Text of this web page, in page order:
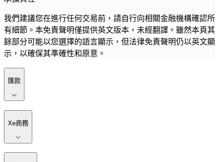
我們建議您在進行任何交易前，請自行向相關金融機構確認所
有細節。本免責聲明僅提供英文版本，未經翻譯。雖然本頁其
餘部分可能以您選擇的語言顯示，但法律免責聲明仍以英文顯
示，以確保其準確性和原意。
匯款
Xe商務